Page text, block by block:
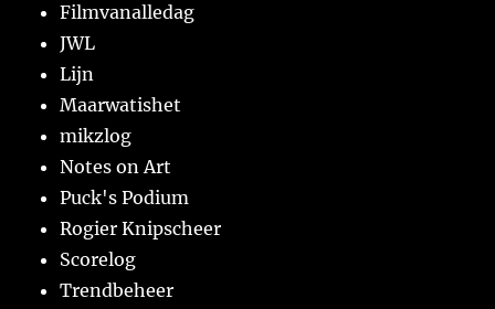
Filmvanalledag
JWL
Lijn
Maarwatishet
mikzlog
Notes on Art
Puck's Podium
Rogier Knipscheer
Scorelog
Trendbeheer